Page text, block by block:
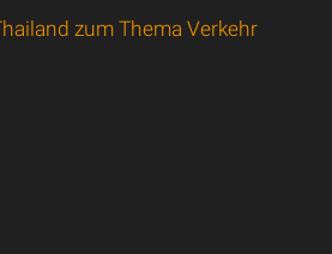
zum Thema Verkehr